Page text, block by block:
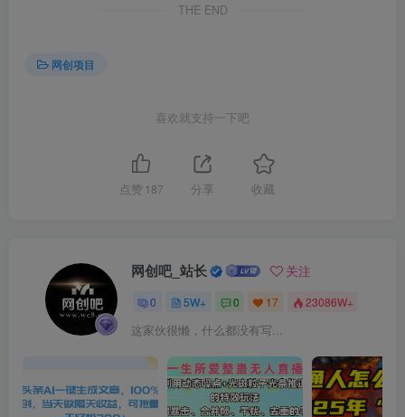
THE END
网创项目
喜欢就支持一下吧
点赞 187 分享 收藏
网创吧_站长 关注
0 5W+ 0 17 23086W+
这家伙很懒，什么都没有写...